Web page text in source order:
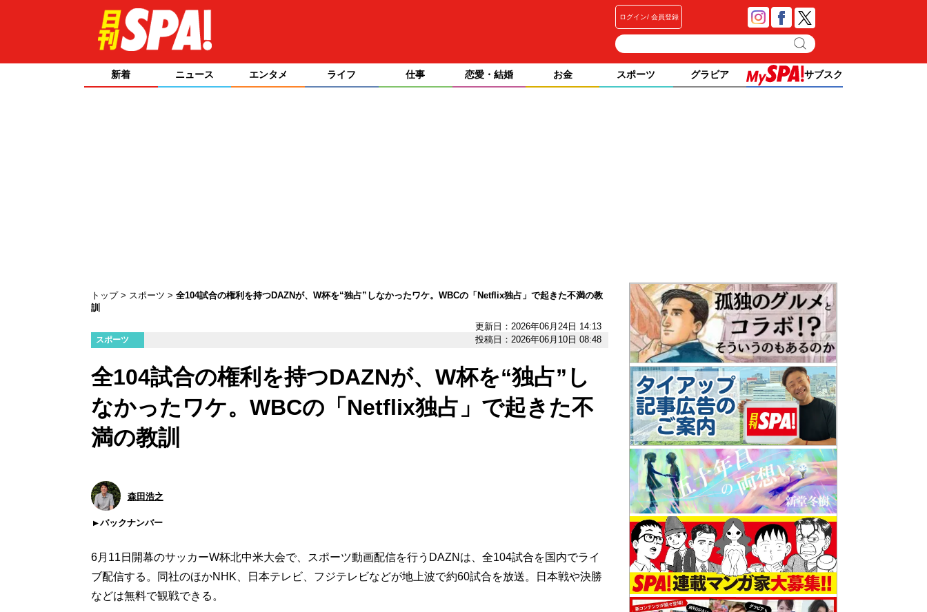
ログイン 会員登録
新着 ニュース エンタメ ライフ 仕事 恋愛・結婚 お金 スポーツ グラビア サブスク
トップ スポーツ
全104試合の権利を持つDAZNが、W杯を“独占”しなかったワケ。WBCの「Netflix独占」で起きた不満の教
訓
更新日：2026年06月24日 14:13
スポーツ 投稿日：2026年06月10日 08:48
全104試合の権利を持つDAZNが、W杯を“独占”し
なかったワケ。WBCの「Netflix独占」で起きた不
満の教訓
森田浩之
バックナンバー
6月11日開幕のサッカーW杯北中米大会で、スポーツ動画配信を行うDAZNは、全104試合を国内でライ
ブ配信する。同社のほかNHK、日本テレビ、フジテレビなどが地上波で約60試合を放送。日本戦や決勝
などは無料で観戦できる。